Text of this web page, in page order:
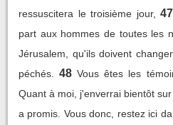
ressuscitera le troisième jour, 47
part aux hommes de toutes les
Jérusalem, qu'ils doivent
péchés.
48 Vous êtes les
Quant à moi, j'enverrai bientôt
a promis. Vous donc, restez ici